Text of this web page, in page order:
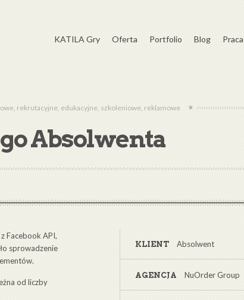
KATILA Gry Oferta Portfolio Blog Praca
rekrutacyjne, edukacyjne, szkoleniowe, reklamowe
Absolwenta
Facebook API,
sprowadzenie
od liczby
KLIENT Absolwent
AGENCJA NuOrder Group